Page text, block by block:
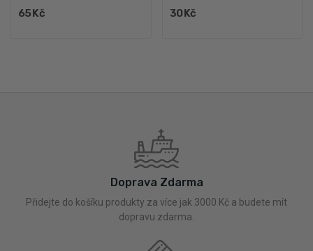
65 Kč 30 Kč
Doprava Zdarma
Přidejte do košíku produkty za více jak 3000 Kč a budete mít
dopravu zdarma.